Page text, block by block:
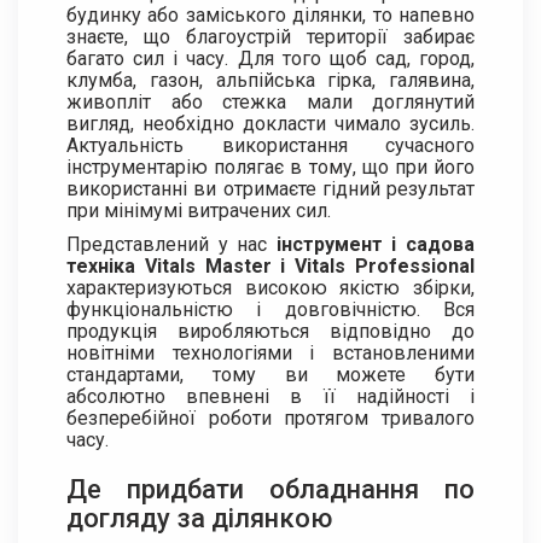
будинку або заміського ділянки, то напевно
знаєте, що благоустрій території забирає
багато сил і часу. Для того щоб сад, город,
клумба, газон, альпійська гірка, галявина,
живопліт або стежка мали доглянутий
вигляд, необхідно докласти чимало зусиль.
Актуальність використання сучасного
інструментарію полягає в тому, що при його
використанні ви отримаєте гідний результат
при мінімумі витрачених сил.
Представлений у нас інструмент і садова
техніка Vitals Master і Vitals Professional
характеризуються високою якістю збірки,
функціональністю і довговічністю. Вся
продукція виробляються відповідно до
новітніми технологіями і встановленими
стандартами, тому ви можете бути
абсолютно впевнені в її надійності і
безперебійної роботи протягом тривалого
часу.
Де придбати обладнання по
догляду за ділянкою